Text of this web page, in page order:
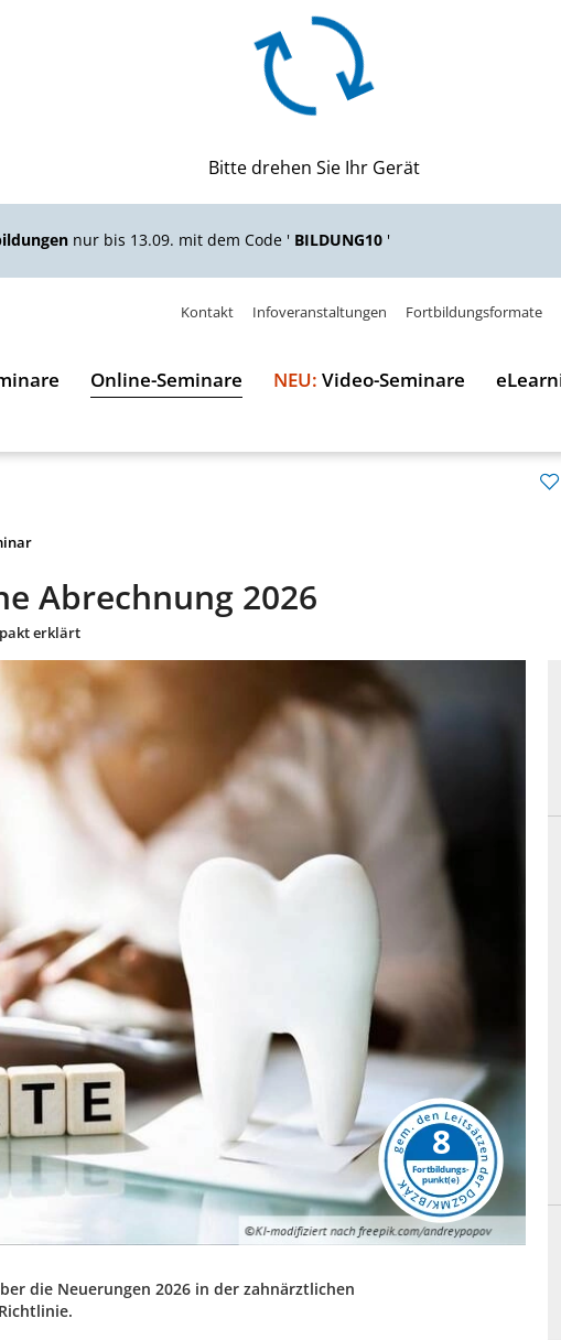
Bitte drehen Sie Ihr Gerät
nur bis 13.09. mit dem Code ' BILDUNG10 '
Fortbildungsformate
Infoveranstaltungen
Kontakt
Online-Seminare NEU: Video-Seminare
Abrechnung 2026
erklärt
8
die Neuerungen 2026 in der zahnärztlichen